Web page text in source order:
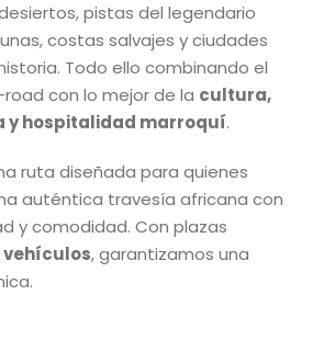
pistas del legendario
costas salvajes y ciudades
Todo ello combinando el
con lo mejor de la cultura,
y hospitalidad marroquí.
ruta diseñada para quienes
auténtica travesía africana con
y comodidad. Con plazas
vehículos, garantizamos una